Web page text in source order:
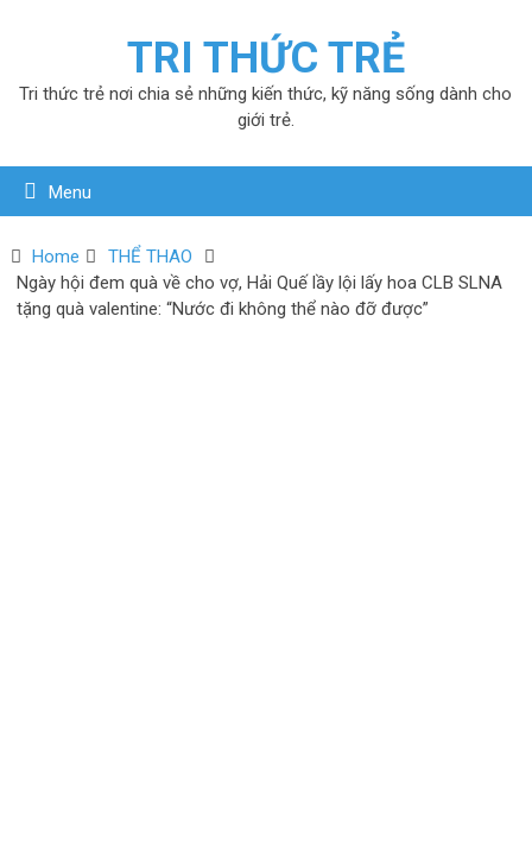
TRI THỨC TRẺ
Tri thức trẻ nơi chia sẻ những kiến thức, kỹ năng sống dành cho
giới trẻ.
Menu
Home
THỂ THAO
Ngày hội đem quà về cho vợ, Hải Quế lầy lội lấy hoa CLB SLNA
tặng quà valentine: “Nước đi không thể nào đỡ được”